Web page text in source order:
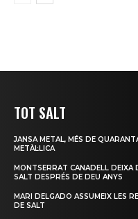
TOT SALT
JANSA METAL, MÉS DE
METÀL·LICA
MONTSERRAT CANADELL DEIXA
SALT DESPRÉS DE DEU ANYS
MARI DELGADO ASSUMEIX LES
DE SALT